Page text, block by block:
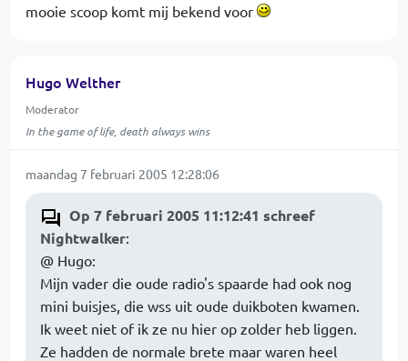
mooie scoop komt mij bekend voor
Hugo Welther
Moderator
In the game of life, death always wins
maandag 7 februari 2005 12:28:06
Op 7 februari 2005 11:12:41 schreef
Nightwalker:
@ Hugo:
Mijn vader die oude radio's spaarde had ook nog
mini buisjes, die wss uit oude duikboten kwamen.
Ik weet niet of ik ze nu hier op zolder heb liggen.
Ze hadden de normale brete maar waren heel